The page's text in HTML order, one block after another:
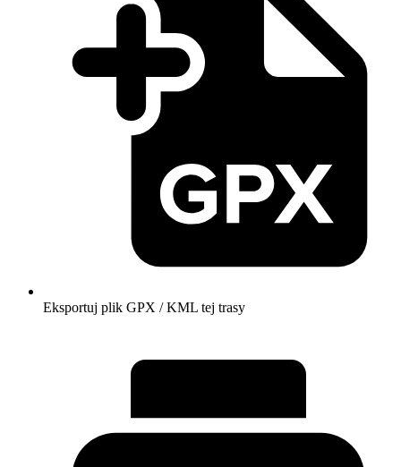
Eksportuj plik GPX / KML tej trasy